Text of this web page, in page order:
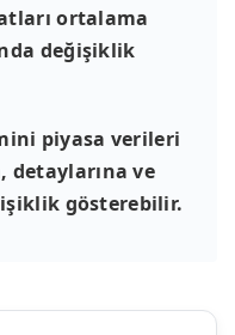
ortalama
değişiklik
piyasa verileri
detaylarına ve
gösterebilir.